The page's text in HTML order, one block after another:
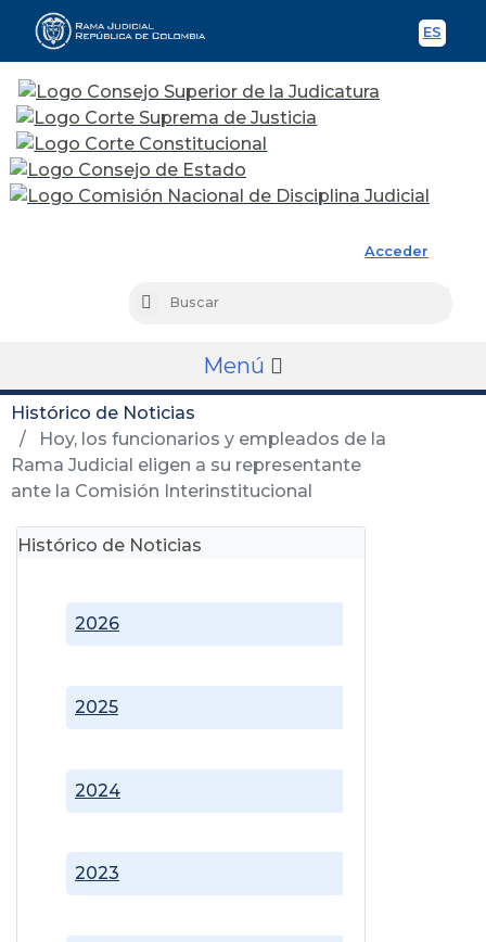
ES
Acceder
Buscar
Menú
Histórico de Noticias
Hoy, los funcionarios y empleados de la
Rama Judicial eligen a su representante
ante la Comisión Interinstitucional
Histórico de Noticias
2023
2024
2025
2026